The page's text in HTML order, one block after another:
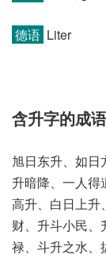
德语 Liter
含升字的成语
旭日东升、如日
升暗降、一人得
高升、白日上升
财、升斗小民、
禄、斗升之水、